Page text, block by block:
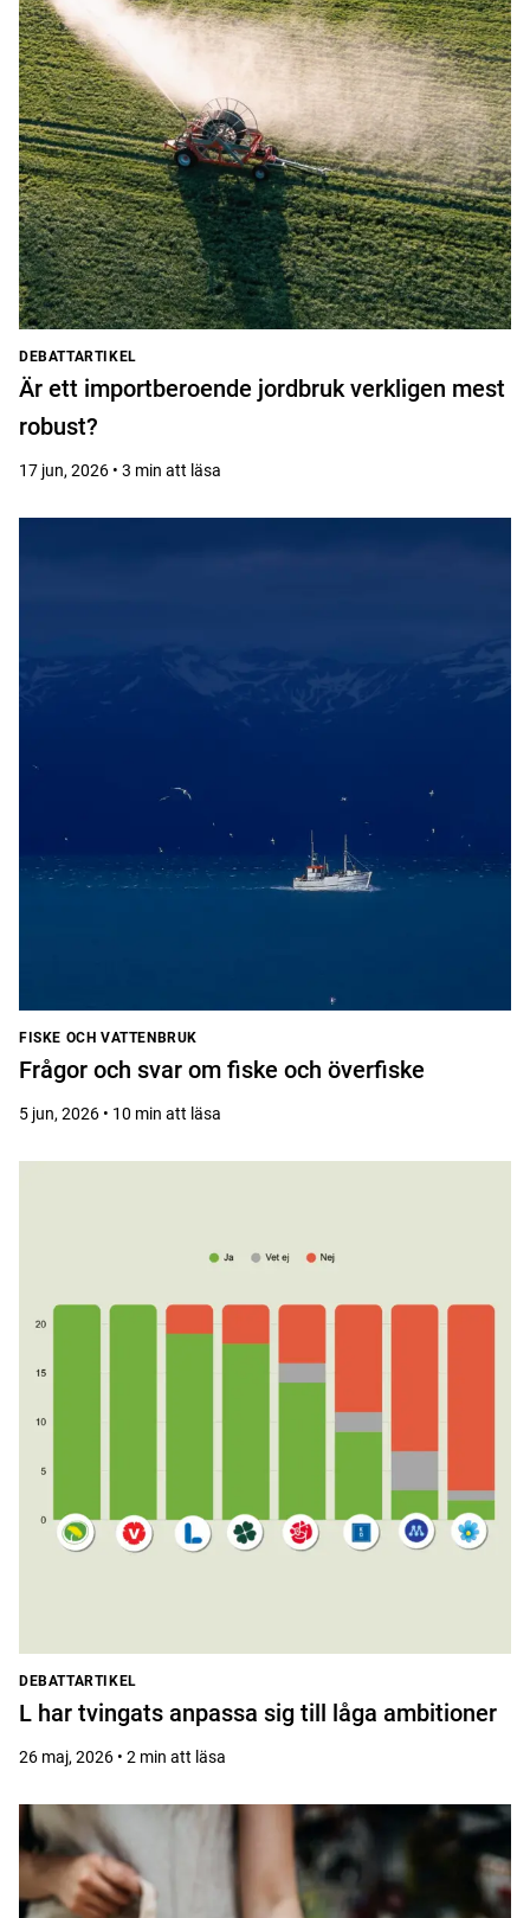
DEBATTARTIKEL
Är ett importberoende jordbruk verkligen mest
robust?
17 jun, 2026 • 3 min att läsa
FISKE OCH VATTENBRUK
Frågor och svar om fiske och överfiske
5 jun, 2026 • 10 min att läsa
DEBATTARTIKEL
L har tvingats anpassa sig till låga ambitioner
26 maj, 2026 • 2 min att läsa